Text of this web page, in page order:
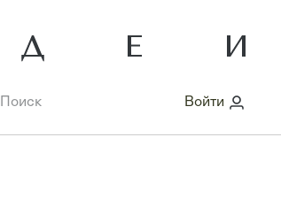
Поиск Войти